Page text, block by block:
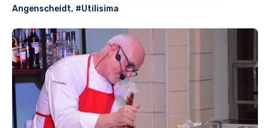
Angenscheidt, #Utilisima